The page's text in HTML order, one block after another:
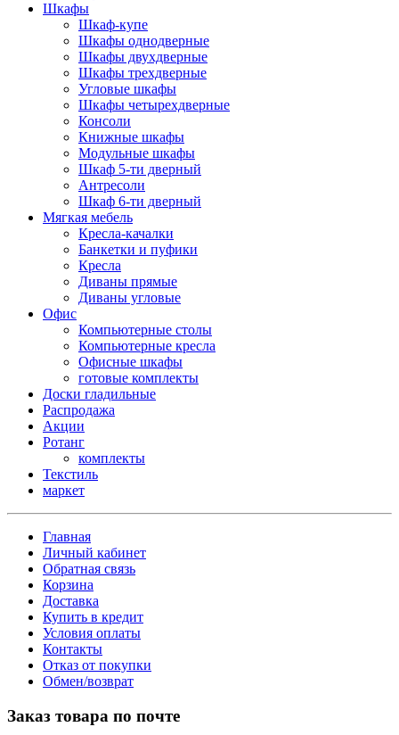
Шкафы
Шкаф-купе
Шкафы однодверные
Шкафы двухдверные
Шкафы трехдверные
Угловые шкафы
Шкафы четырехдверные
Консоли
Книжные шкафы
Модульные шкафы
Шкаф 5-ти дверный
Антресоли
Шкаф 6-ти дверный
Мягкая мебель
Кресла-качалки
Банкетки и пуфики
Кресла
Диваны прямые
Диваны угловые
Офис
Компьютерные столы
Компьютерные кресла
Офисные шкафы
готовые комплекты
Доски гладильные
Распродажа
Акции
Ротанг
комплекты
Текстиль
маркет
Главная
Личный кабинет
Обратная связь
Корзина
Доставка
Купить в кредит
Условия оплаты
Контакты
Отказ от покупки
Обмен/возврат
Заказ товара по почте